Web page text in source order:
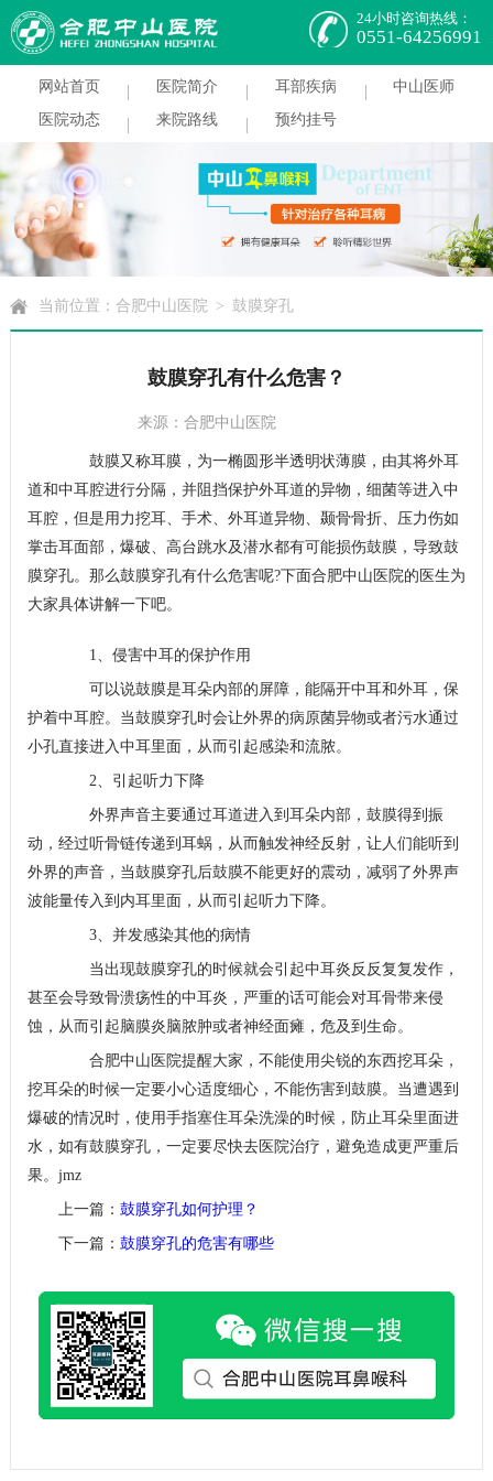
24小时咨询热线：
0551-64256991
网站首页 医院简介 耳部疾病
中山医师
医院动态
来院路线 预约挂号
当前位置： 合肥中山医院 > 鼓膜穿孔
鼓膜穿孔有什么危害？
来源：合肥中山医院
在线咨询 | 预约挂号
鼓膜又称耳膜，为一椭圆形半透明状薄膜，由其将外耳
道和中耳腔进行分隔，并阻挡保护外耳道的异物，细菌等进入中
耳腔，但是用力挖耳、手术、外耳道异物、颞骨骨折、压力伤如
掌击耳面部，爆破、高台跳水及潜水都有可能损伤鼓膜，导致鼓
膜穿孔。那么鼓膜穿孔有什么危害呢?下面合肥中山医院的医生为
大家具体讲解一下吧。
1、侵害中耳的保护作用
可以说鼓膜是耳朵内部的屏障，能隔开中耳和外耳，保
护着中耳腔。当鼓膜穿孔时会让外界的病原菌异物或者污水通过
小孔直接进入中耳里面，从而引起感染和流脓。
2、引起听力下降
外界声音主要通过耳道进入到耳朵内部，鼓膜得到振
动，经过听骨链传递到耳蜗，从而触发神经反射，让人们能听到
外界的声音，当鼓膜穿孔后鼓膜不能更好的震动，减弱了外界声
波能量传入到内耳里面，从而引起听力下降。
3、并发感染其他的病情
当出现鼓膜穿孔的时候就会引起中耳炎反反复复发作，
甚至会导致骨溃疡性的中耳炎，严重的话可能会对耳骨带来侵
蚀，从而引起脑膜炎脑脓肿或者神经面瘫，危及到生命。
合肥中山医院提醒大家，不能使用尖锐的东西挖耳朵，
挖耳朵的时候一定要小心适度细心，不能伤害到鼓膜。当遭遇到
爆破的情况时，使用手指塞住耳朵洗澡的时候，防止耳朵里面进
水，如有鼓膜穿孔，一定要尽快去医院治疗，避免造成更严重后
果。jmz
上一篇： 鼓膜穿孔如何护理？
下一篇： 鼓膜穿孔的危害有哪些